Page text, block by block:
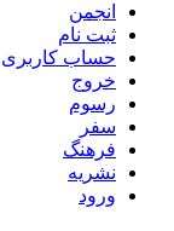
انجمن
ثبت نام
حساب کاربری
خروج
رسوم
سفر
فرهنگ
نشریه
ورود